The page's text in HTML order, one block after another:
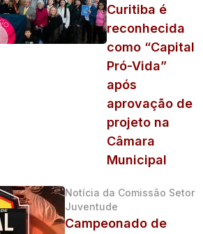
Curitiba é
reconhecida
como “Capital
Pró-Vida”
após
aprovação de
projeto na
Câmara
Municipal
Notícia da Comissão Setor
Juventude
Campeonado de